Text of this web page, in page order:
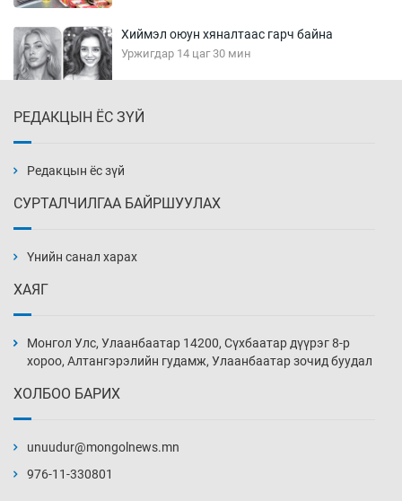
Хиймэл оюун хяналтаас гарч байна
Уржигдар 14 цаг 30 мин
Уржигдар 14 цаг 00 мин
нэмэгджээ
Уржигдар 13 цаг 30 мин
Уржигдар 13 цаг 00 мин
РЕДАКЦЫН ЁС ЗҮЙ
Редакцын ёс зүй
СУРТАЛЧИЛГАА БАЙРШУУЛАХ
Үнийн санал харах
ХАЯГ
Монгол Улс, Улаанбаатар 14200, Сүхбаатар дүүрэг 8-р
хороо, Алтангэрэлийн гудамж, Улаанбаатар зочид буудал
ХОЛБОО БАРИХ
unuudur@mongolnews.mn
976-11-330801